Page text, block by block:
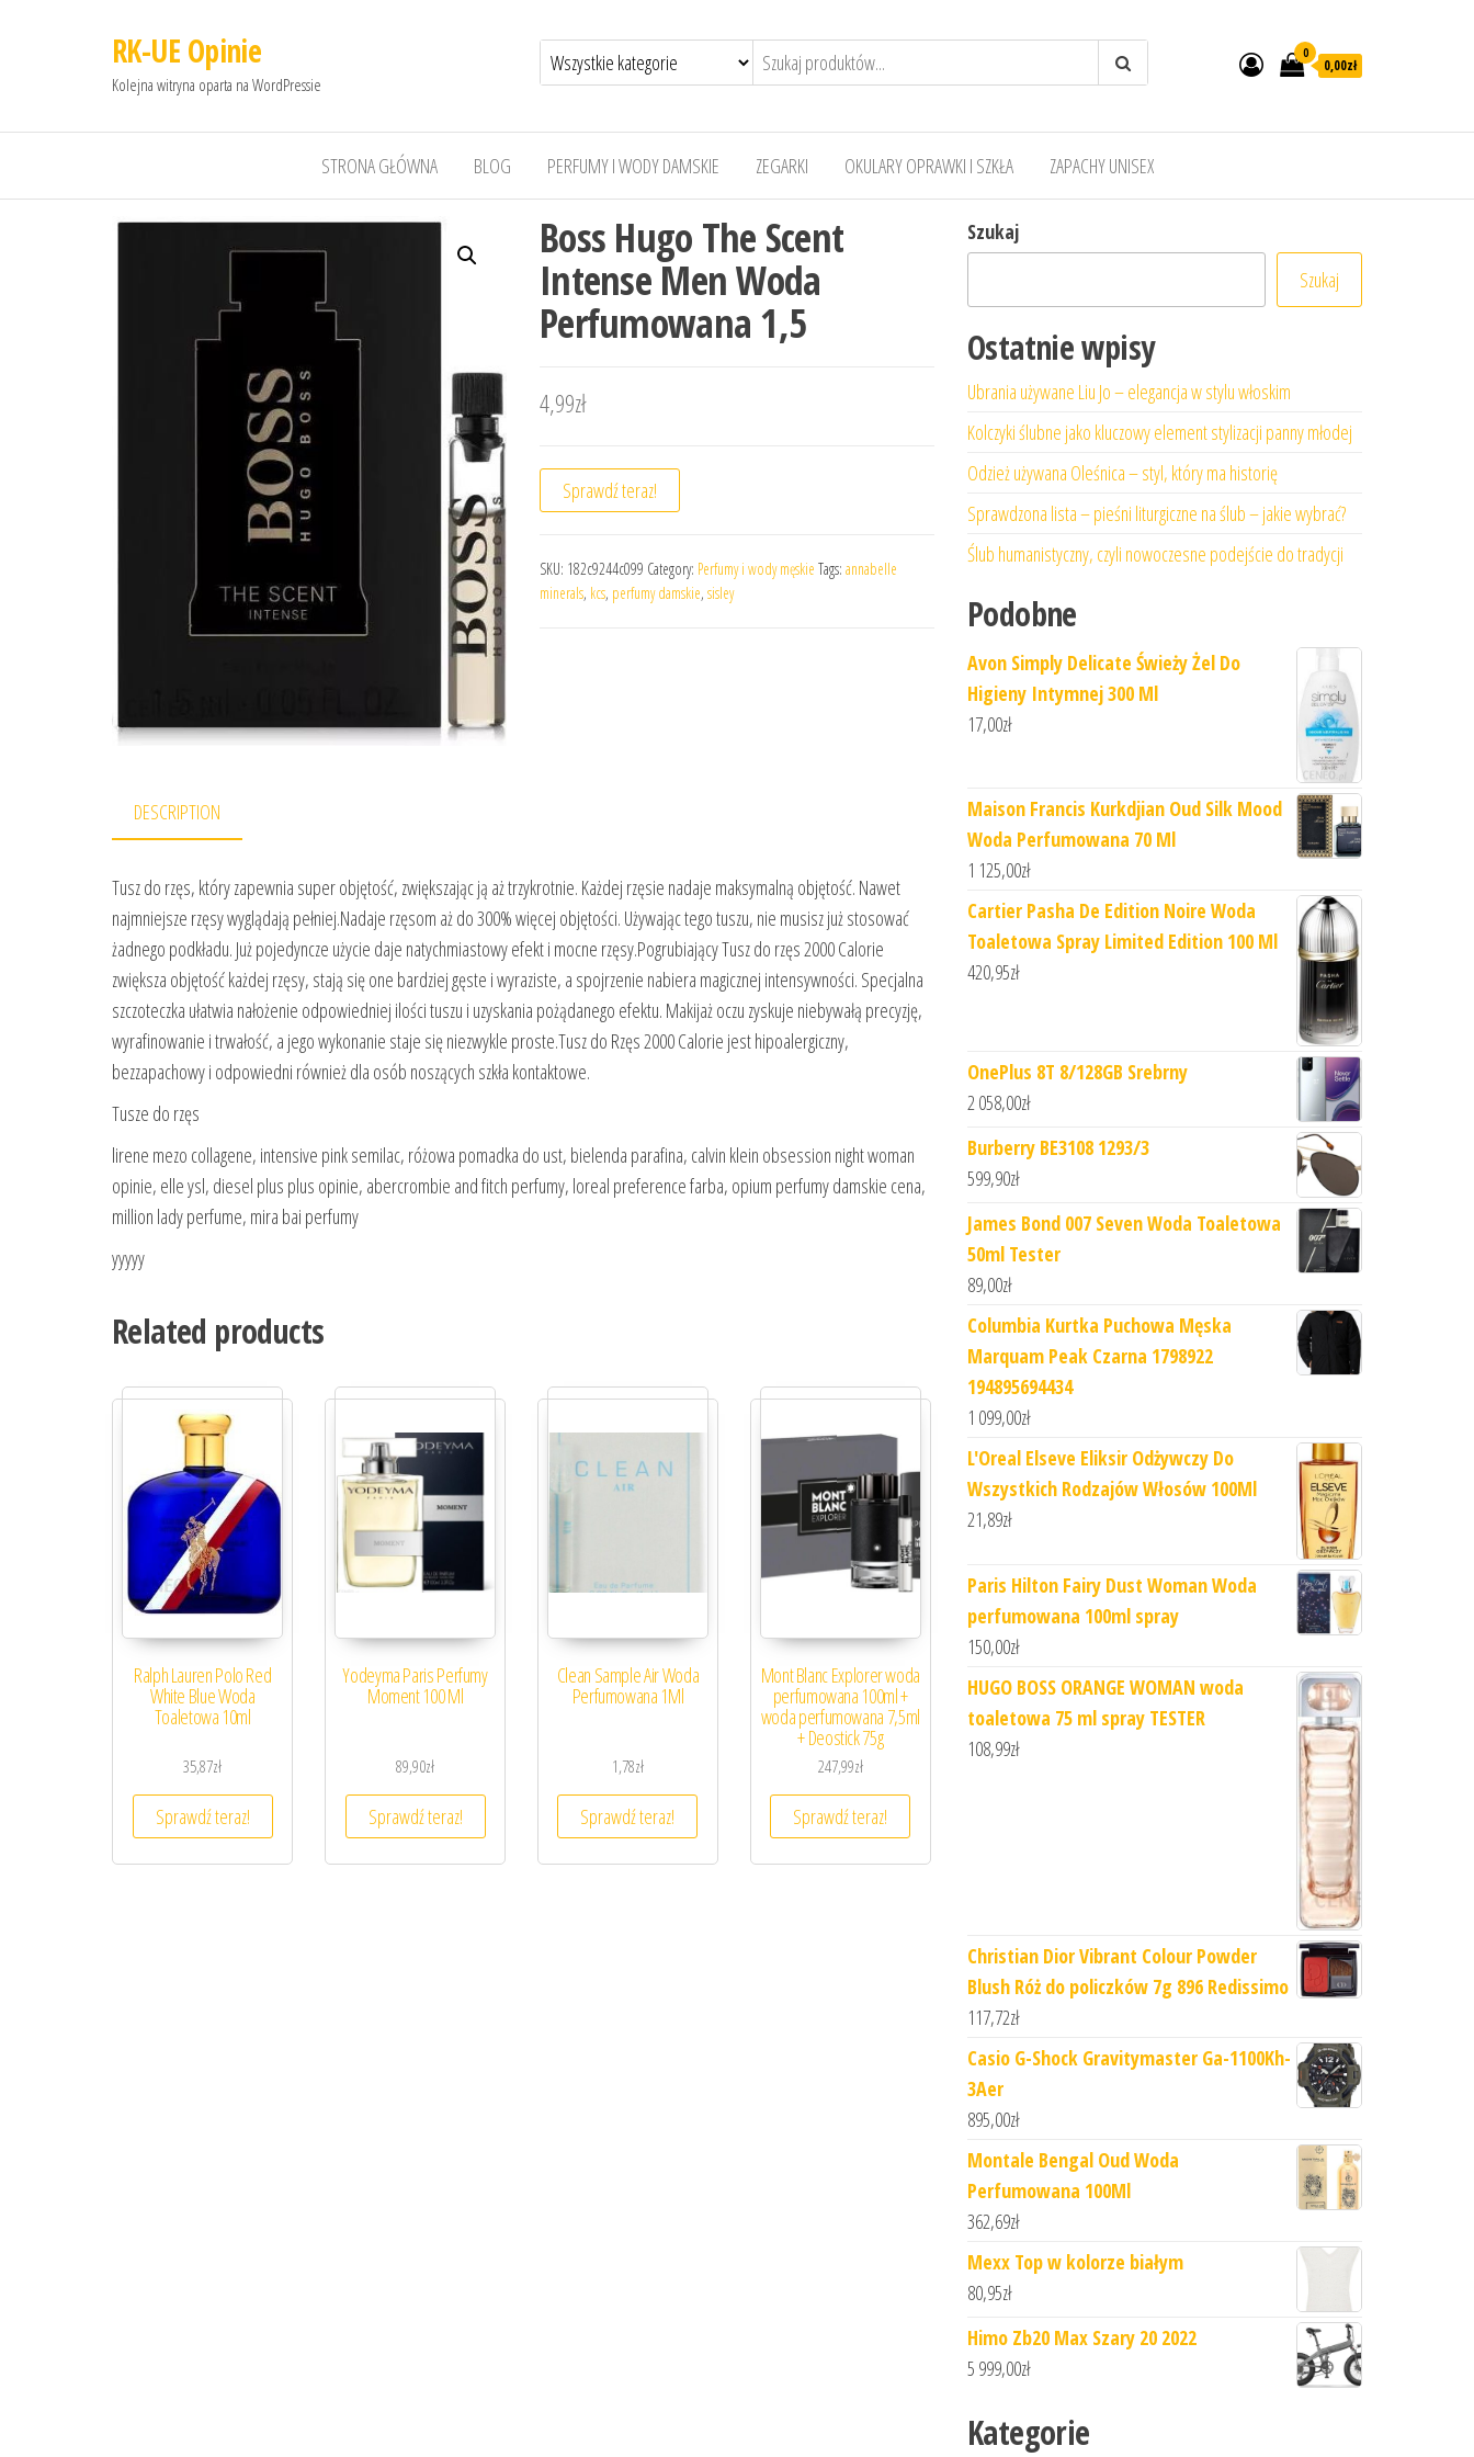
RK-UE Opinie
Kolejna witryna oparta na WordPressie
0
0,00zł
STRONA GŁÓWNA BLOG PERFUMY I WODY DAMSKIE ZEGARKI OKULARY OPRAWKI I SZKŁA ZAPACHY UNISEX
Boss Hugo The Scent
Intense Men Woda
Perfumowana 1,5
4,99zł
Sprawdź teraz!
SKU: 182c9244c099 Category: Perfumy i wody męskie Tags: annabelle
minerals, kcs, perfumy damskie, sisley
DESCRIPTION
Tusz do rzęs, który zapewnia super objętość, zwiększając ją aż trzykrotnie. Każdej rzęsie nadaje maksymalną objętość. Nawet
najmniejsze rzęsy wyglądają pełniej.Nadaje rzęsom aż do 300% więcej objętości. Używając tego tuszu, nie musisz już stosować
żadnego podkładu. Już pojedyncze użycie daje natychmiastowy efekt i mocne rzęsy.Pogrubiający Tusz do rzęs 2000 Calorie
zwiększa objętość każdej rzęsy, stają się one bardziej gęste i wyraziste, a spojrzenie nabiera magicznej intensywności. Specjalna
szczoteczka ułatwia nałożenie odpowiedniej ilości tuszu i uzyskania pożądanego efektu. Makijaż oczu zyskuje niebywałą precyzję,
wyrafinowanie i trwałość, a jego wykonanie staje się niezwykle proste.Tusz do Rzęs 2000 Calorie jest hipoalergiczny,
bezzapachowy i odpowiedni również dla osób noszących szkła kontaktowe.
Tusze do rzęs
lirene mezo collagene, intensive pink semilac, różowa pomadka do ust, bielenda parafina, calvin klein obsession night woman
opinie, elle ysl, diesel plus plus opinie, abercrombie and fitch perfumy, loreal preference farba, opium perfumy damskie cena,
million lady perfume, mira bai perfumy
yyyyy
Related products
Ralph Lauren Polo Red
White Blue Woda
Toaletowa 10ml
35,87zł
Sprawdź teraz!
Yodeyma Paris Perfumy
Moment 100 Ml
89,90zł
Sprawdź teraz!
Clean Sample Air Woda
Perfumowana 1Ml
1,78zł
Sprawdź teraz!
Mont Blanc Explorer woda
perfumowana 100ml +
woda perfumowana 7,5ml
+ Deostick 75g
247,99zł
Sprawdź teraz!
Szukaj
Szukaj
Ostatnie wpisy
Ubrania używane Liu Jo – elegancja w stylu włoskim
Kolczyki ślubne jako kluczowy element stylizacji panny młodej
Odzież używana Oleśnica – styl, który ma historię
Sprawdzona lista – pieśni liturgiczne na ślub – jakie wybrać?
Ślub humanistyczny, czyli nowoczesne podejście do tradycji
Podobne
Avon Simply Delicate Świeży Żel Do
Higieny Intymnej 300 Ml
17,00zł
Maison Francis Kurkdjian Oud Silk Mood
Woda Perfumowana 70 Ml
1 125,00zł
Cartier Pasha De Edition Noire Woda
Toaletowa Spray Limited Edition 100 Ml
420,95zł
OnePlus 8T 8/128GB Srebrny
2 058,00zł
Burberry BE3108 1293/3
599,90zł
James Bond 007 Seven Woda Toaletowa
50ml Tester
89,00zł
Columbia Kurtka Puchowa Męska
Marquam Peak Czarna 1798922
194895694434
1 099,00zł
L'Oreal Elseve Eliksir Odżywczy Do
Wszystkich Rodzajów Włosów 100Ml
21,89zł
Paris Hilton Fairy Dust Woman Woda
perfumowana 100ml spray
150,00zł
HUGO BOSS ORANGE WOMAN woda
toaletowa 75 ml spray TESTER
108,99zł
Christian Dior Vibrant Colour Powder
Blush Róż do policzków 7g 896 Redissimo
117,72zł
Casio G-Shock Gravitymaster Ga-1100Kh-
3Aer
895,00zł
Montale Bengal Oud Woda
Perfumowana 100Ml
362,69zł
Mexx Top w kolorze białym
80,95zł
Himo Zb20 Max Szary 20 2022
5 999,00zł
Kategorie